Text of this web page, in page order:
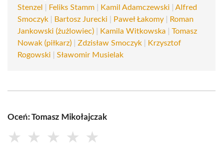
Stenzel
Feliks Stamm Kamil Adamczewski
Alfred
Smoczyk
Bartosz Jurecki Paweł Łakomy
Roman
Jankowski (żużlowiec)
Kamila Witkowska
Tomasz
Nowak (piłkarz)
Zdzisław Smoczyk
Krzysztof
Rogowski
Sławomir Musielak
Oceń: Tomasz Mikołajczak
★ ★ ★ ★ ★